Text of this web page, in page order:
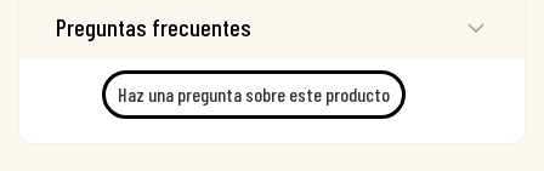
Preguntas frecuentes
Haz una pregunta sobre este producto